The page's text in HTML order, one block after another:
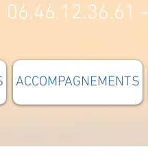
06.46.12.36.61 -
ACCOMPAGNEMENTS